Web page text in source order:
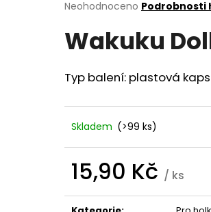
Průměrné
produktu
je
z
5
Neohodnoceno Podrobnosti
Wakuku
Typ balení: plastová
Skladem (>99 ks)
15,90 Kč / ks
cena:
HLEDAT